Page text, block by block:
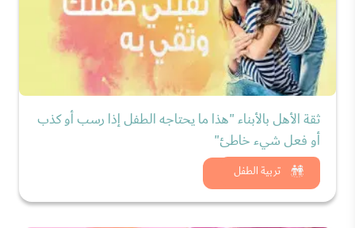
تربية الطفل
ثقة الأهل بالأبناء "هذا ما يحتاجه الطفل إذا رسب أو كذب
أو فعل شيء خاطئ"
شاهد الان